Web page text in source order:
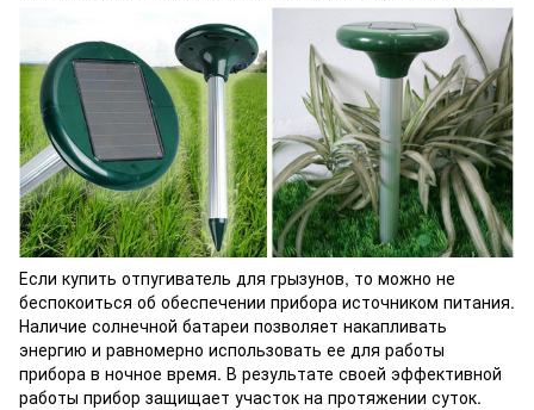
Если купить отпугиватель для грызунов, то можно не
беспокоиться об обеспечении прибора источником питания.
Наличие солнечной батареи позволяет накапливать
энергию и равномерно использовать ее для работы
прибора в ночное время. В результате своей эффективной
работы прибор защищает участок на протяжении суток.